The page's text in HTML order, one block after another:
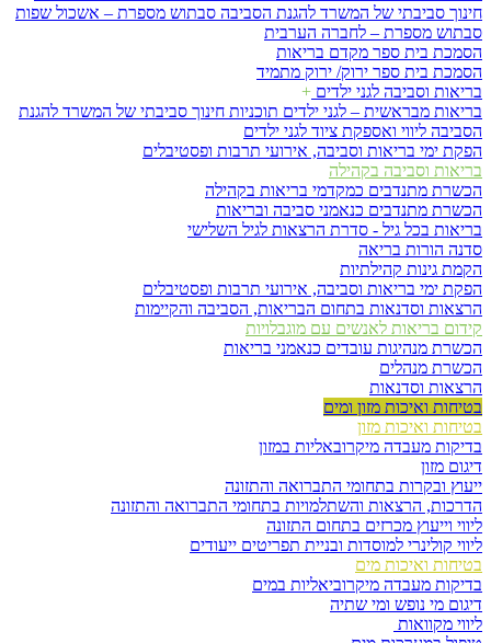
חינוך סביבתי של המשרד להגנת הסביבה סבתוש מספרת – אשכול שפות
סבתוש מספרת – לחברה הערבית
הסמכת בית ספר מקדם בריאות
הסמכת בית ספר ירוק/ ירוק מתמיד
בריאות וסביבה לגני ילדים +
בריאות מבראשית – לגני ילדים תוכניות חינוך סביבתי של המשרד להגנת
הסביבה ליווי ואספקת ציוד לגני ילדים
הפקת ימי בריאות וסביבה, אירועי תרבות ופסטיבלים
בריאות וסביבה בקהילה
הכשרת מתנדבים כמקדמי בריאות בקהילה
הכשרת מתנדבים כנאמני סביבה ובריאות
בריאות בכל גיל - סדרת הרצאות לגיל השלישי
סדנה הורות בריאה
הקמת גינות קהילתיות
הפקת ימי בריאות וסביבה, אירועי תרבות ופסטיבלים
הרצאות וסדנאות בתחום הבריאות, הסביבה והקיימות
קידום בריאות לאנשים עם מוגבלויות
הכשרת מנהיגות עובדים כנאמני בריאות
הכשרת מנהלים
הרצאות וסדנאות
בטיחות ואיכות מזון ומים
בטיחות ואיכות מזון
בדיקות מעבדה מיקרובאליות במזון
דיגום מזון
ייעוץ ובקרות בתחומי התברואה והתזונה
הדרכות, הרצאות והשתלמויות בתחומי התברואה והתזונה
ליווי וייעוץ מכרזים בתחום התזונה
ליווי קולינרי למוסדות ובניית תפריטים ייעודים
בטיחות ואיכות מים
בדיקות מעבדה מיקרוביאליות במים
דיגום מי נופש ומי שתיה
ליווי מקוואות